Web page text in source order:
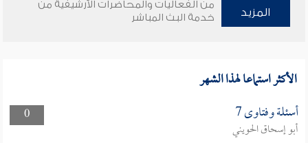
المزيد
من الفعاليات والمحاضرات الأرشيفية من
خدمة البث المباشر
الأكثر استماعا لهذا الشهر
0 أسئلة وفتاوى 7
أبو إسحاق الحويني